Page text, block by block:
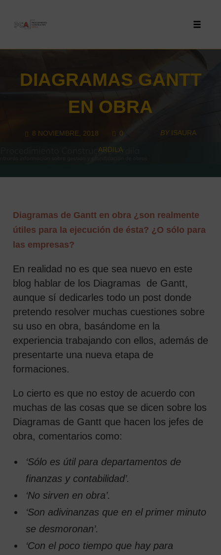
content
SEARCH FORM
DIAGRAMAS GANTT
EN OBRA
8 NOVIEMBRE, 2018 0 COMMENTSBY ISAURA
ARDILA
Diagramas de Gantt en obra ¿son realmente
útiles para la ejecución de ésta? ¿O sólo para
las empresas?
En realidad no es que sea nuevo en este
blog hablar de los Diagramas de Gantt,
aunque sí dedicarles todo un post donde
pretendo resolver muchas cuestiones sobre
su uso en obra, basándome en la
experiencia trabajando con ellos, además de
presentarte una nueva etapa de
formaciones.
Lo cierto es que no estoy de acuerdo con
muchas de las cosas que se dicen sobre los
Diagramas de Gantt que hacen los jefes de
obra, comentarios como:
‘Sólo es útil para departamentos de
finanzas y contabilidad’.
‘No sirven en obra’.
‘Son adivinanzas que en el primer minuto
se desmoronan’.
‘Con el poco tiempo que hay para